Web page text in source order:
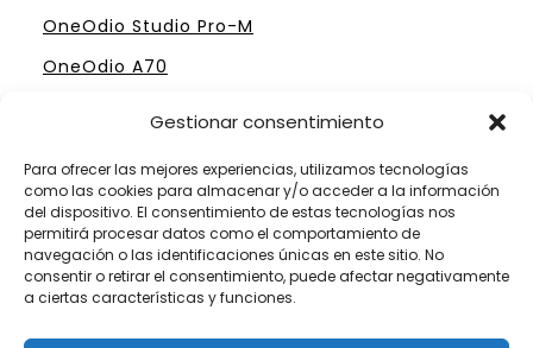
Gestionar consentimiento
Para ofrecer las mejores experiencias, utilizamos tecnologías
como las cookies para almacenar y/o acceder a la información
del dispositivo. El consentimiento de estas tecnologías nos
permitirá procesar datos como el comportamiento de
navegación o las identificaciones únicas en este sitio. No
consentir o retirar el consentimiento, puede afectar negativamente
a ciertas características y funciones.
OneOdio Studio Pro-M
OneOdio A70
ELIGE TU MESA DE MEZCLAS PERFECTA
Mesas Profesionales Hercules
Mesas más Caras de Pioneer